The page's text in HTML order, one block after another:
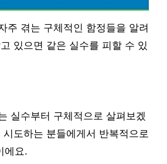
주 겪는 구체적인 함정들을 알려
있으면 같은 실수를 피할 수 있
실수부터 구체적으로 살펴보겠
도하는 분들에게서 반복적으로
에요.